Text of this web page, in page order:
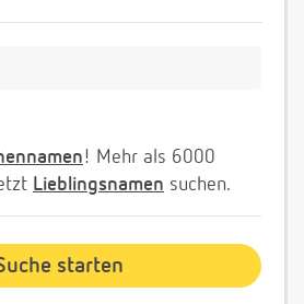
! Mehr als 6000
Lieblingsnamen suchen.